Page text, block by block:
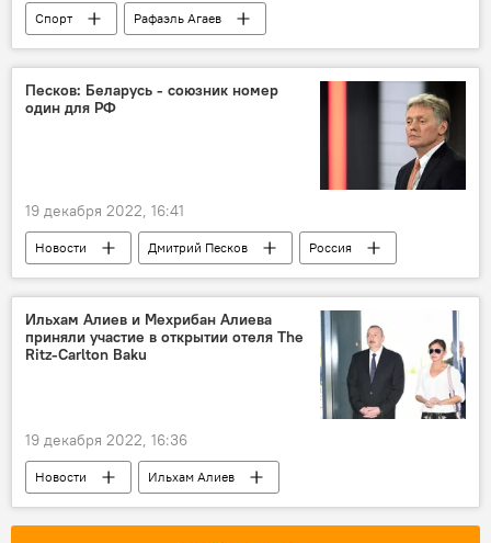
Спорт
Рафаэль Агаев
Katate Combat
Баку
турнир
США
Песков: Беларусь - союзник номер
один для РФ
19 декабря 2022, 16:41
Новости Дмитрий Песков
Россия
Беларусь
Владимир Путин
Александр Лукашенко
встреча
Нефть
потолок цен
Ильхам Алиев и Мехрибан Алиева
приняли участие в открытии отеля The
Ritz-Carlton Baku
19 декабря 2022, 16:36
Новости
Ильхам Алиев
Мехрибан Алиева
Баку
Отель